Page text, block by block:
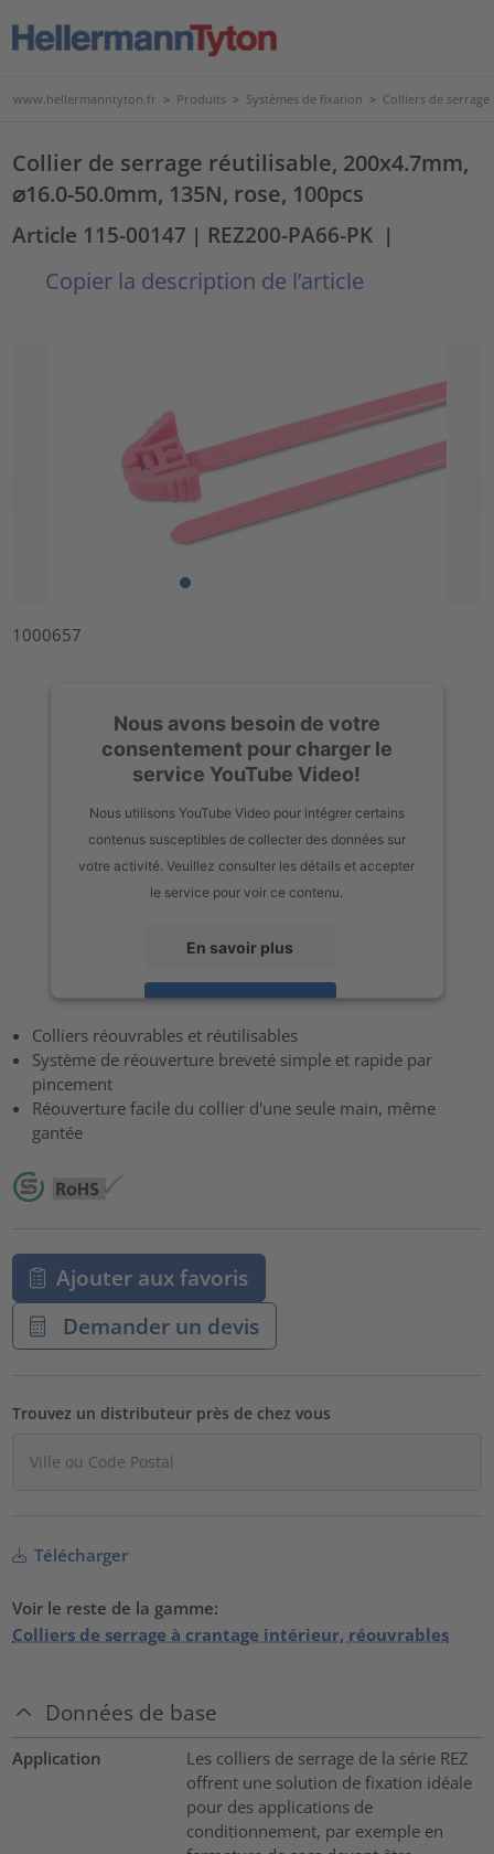
www.hellermanntyton.fr > Produits > Systèmes de fixation > Colliers de
Collier de serrage réutilisable, 200x4.7mm,
⌀16.0-50.0mm, 135N, rose, 100pcs
Article 115-00147 | REZ200-PA66-PK |
Copier la description de l’article
1000657
Nous avons besoin de votre
consentement pour charger le
service YouTube Video!
Nous utilisons YouTube Video pour intégrer certains
contenus susceptibles de collecter des données sur
votre activité. Veuillez consulter les détails et accepter
le service pour voir ce contenu.
En savoir plus
Accepter
powered byUsercentrics Consent Management Platform
Colliers réouvrables et réutilisables
Système de réouverture breveté simple et rapide par
pincement
Réouverture facile du collier d'une seule main, même
gantée
Ajouter aux favoris
Demander un devis
Trouvez un distributeur près de chez vous
Télécharger
Voir le reste de la gamme:
Colliers de serrage à crantage intérieur, réouvrables
Données de base
Application
Les colliers de serrage de la série REZ
offrent une solution de fixation idéale
pour des applications de
conditionnement, par exemple en